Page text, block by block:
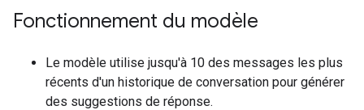
Fonctionnement du modèle
Le modèle utilise jusqu'à 10 des messages les plus
récents d'un historique de conversation pour générer
des suggestions de réponse.